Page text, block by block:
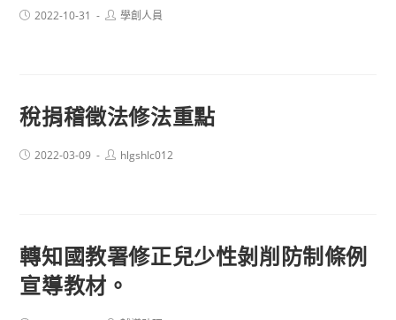
Post2022-10-31
Post學創人員
稅捐稽徵法修法重點
Post2022-03-09
Posthlgshlc012
轉知國教署修正兒少性剝削防制條例
宣導教材。